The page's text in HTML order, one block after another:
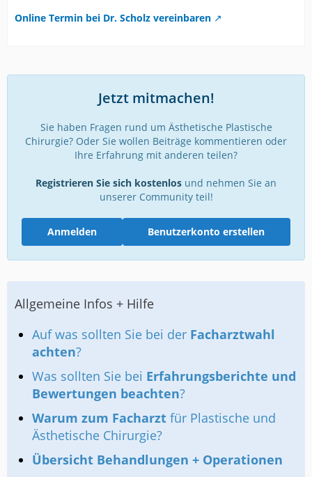
Online Termin bei Dr. Scholz vereinbaren
Jetzt mitmachen!
Sie haben Fragen rund um Ästhetische Plastische
Chirurgie? Oder Sie wollen Beiträge kommentieren oder
Ihre Erfahrung mit anderen teilen?
Registrieren Sie sich kostenlos und nehmen Sie an
unserer Community teil!
Benutzerkonto erstellen
Anmelden
Allgemeine Infos + Hilfe
Auf was sollten Sie bei der Facharztwahl
achten?
Was sollten Sie bei Erfahrungsberichte und
Bewertungen beachten?
Warum zum Facharzt für Plastische und
Ästhetische Chirurgie?
Übersicht Behandlungen + Operationen